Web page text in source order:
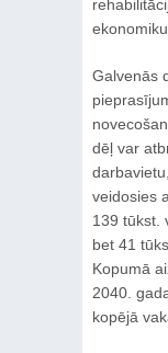
Galvenās
dēļ var
veidosies
139 tūkst.
bet 41
Kopumā
2040.
kopējā